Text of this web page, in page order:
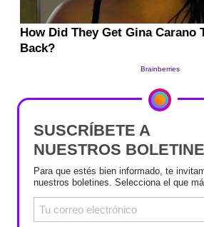
SUSCRÍBETE A
NUESTROS
Para que estés bien informado, te
nuestros boletines. Selecciona el que